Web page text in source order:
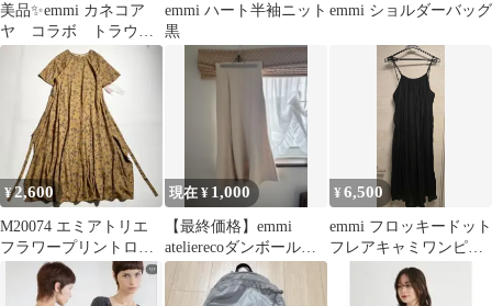
美品✨emmi カネコア
ヤ コラボ トラウザ
ーパンツ
emmi ハート半袖ニット
黒
emmi ショルダーバッグ
¥2,600
M20074 エミアトリエ
フラワープリントロン
グワンピース 花柄 0
現在 ¥ 1,000
【最終価格】emmi
atelierecoダンボールナ
ロースカート
¥6,500
emmi フロッキードット
フレアキャミワンピー
ス（Sサイズ）